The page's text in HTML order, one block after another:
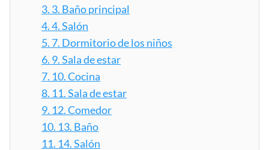
3. 3. Baño principal
4.4. Salón
5. 7. Dormitorio de los niños
6. 9. Sala de estar
7. 10. Cocina
8. 11. Sala de estar
9. 12. Comedor
10. 13. Baño
11. 14. Salón